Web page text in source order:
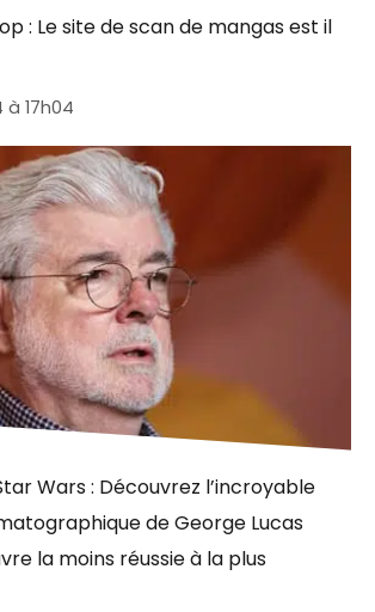
: Le site de scan de mangas est il
à 17h04
Wars : Découvrez l’incroyable
de George Lucas
la moins réussie à la plus